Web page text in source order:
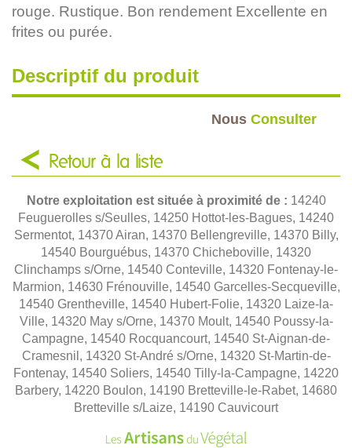
rouge. Rustique. Bon rendement Excellente en
frites ou purée.
Descriptif du produit
Nous Consulter
Retour à la liste
Notre exploitation est située à proximité de : 14240
Feuguerolles s/Seulles, 14250 Hottot-les-Bagues, 14240
Sermentot, 14370 Airan, 14370 Bellengreville, 14370 Billy,
14540 Bourguébus, 14370 Chicheboville, 14320
Clinchamps s/Orne, 14540 Conteville, 14320 Fontenay-le-
Marmion, 14630 Frénouville, 14540 Garcelles-Secqueville,
14540 Grentheville, 14540 Hubert-Folie, 14320 Laize-la-
Ville, 14320 May s/Orne, 14370 Moult, 14540 Poussy-la-
Campagne, 14540 Rocquancourt, 14540 St-Aignan-de-
Cramesnil, 14320 St-André s/Orne, 14320 St-Martin-de-
Fontenay, 14540 Soliers, 14540 Tilly-la-Campagne, 14220
Barbery, 14220 Boulon, 14190 Bretteville-le-Rabet, 14680
Bretteville s/Laize, 14190 Cauvicourt